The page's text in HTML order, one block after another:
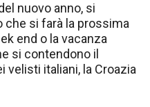
nuovo anno, si
che si farà la prossima
end o la vacanza
si contendono il
velisti italiani, la Croazia